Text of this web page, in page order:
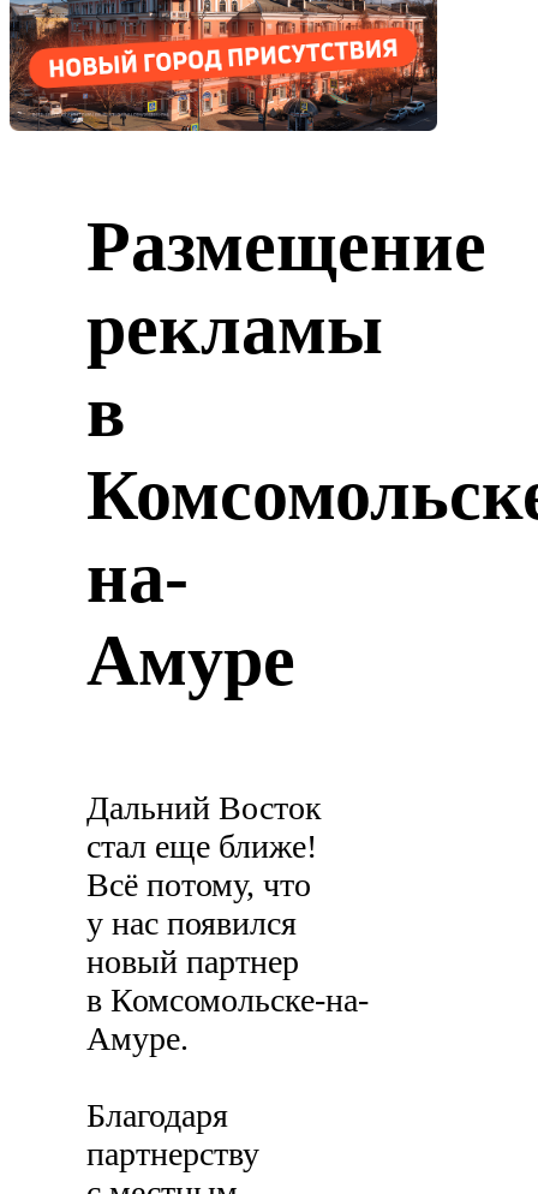
Размещение
рекламы
в
на-
Амуре
Дальний Восток
стал еще ближе!
Всё потому, что
у нас появился
новый партнер
в Комсомольске-на-
Амуре.
Благодаря
партнерству